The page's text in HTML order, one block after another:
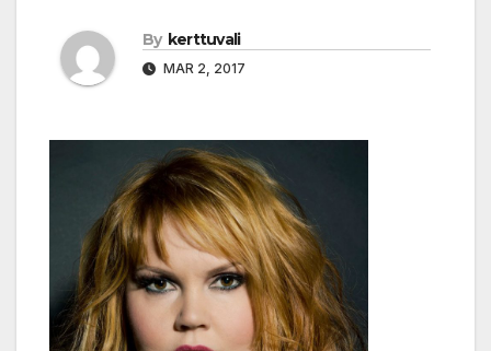
By kerttuvali
MAR 2, 2017